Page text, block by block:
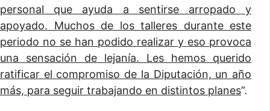
personal que ayuda a sentirse arropado y
apoyado. Muchos de los talleres durante este
periodo no se han podido realizar y eso provoca
una sensación de lejanía. Les hemos querido
ratificar el compromiso de la Diputación, un año
más, para seguir trabajando en distintos planes”.